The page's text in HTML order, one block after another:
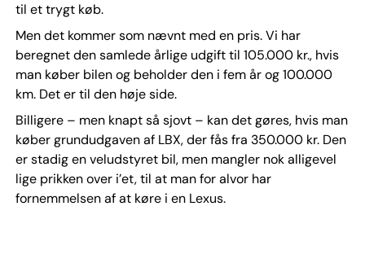
til et trygt køb.
Men det kommer som nævnt med en pris. Vi har
beregnet den samlede årlige udgift til 105.000 kr., hvis
man køber bilen og beholder den i fem år og 100.000
km. Det er til den høje side.
Billigere – men knapt så sjovt – kan det gøres, hvis man
køber grundudgaven af LBX, der fås fra 350.000 kr. Den
er stadig en veludstyret bil, men mangler nok alligevel
lige prikken over i’et, til at man for alvor har
fornemmelsen af at køre i en Lexus.